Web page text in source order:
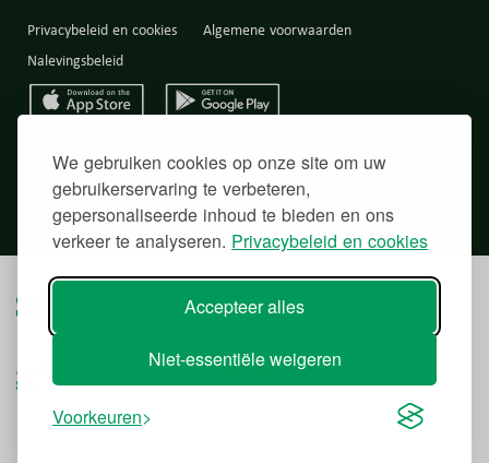
We gebruiken cookies op onze site om uw
gebruikerservaring te verbeteren,
gepersonaliseerde inhoud te bieden en ons
verkeer te analyseren. Privacybeleid en cookies
Accepteer alles
Niet-essentiële weigeren
Voorkeuren
Privacybeleid en cookies
Algemene voorwaarden
Nalevingsbeleid
Back to top